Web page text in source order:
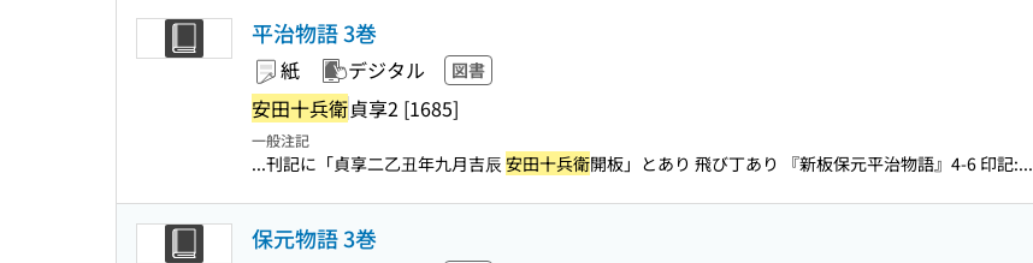
平治物語 3巻
紙 デジタル 図書
安田十兵衛貞享2 [1685]
一般注記
...刊記に「貞享二乙丑年九月吉辰 安田十兵衛開板」とあり 飛び丁あり 『新板保元平治物語』4-6 印記:...
保元物語 3巻